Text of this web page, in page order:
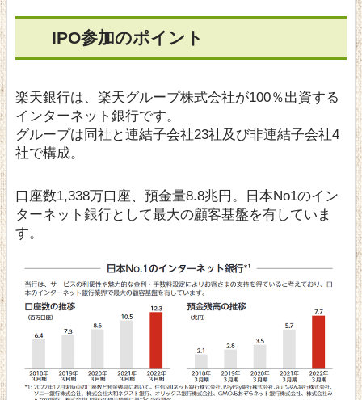
IPO参加のポイント
楽天銀行は、楽天グループ株式会社が100％出資する
インターネット銀行です。
グループは同社と連結子会社23社及び非連結子会社4
社で構成。
口座数1,338万口座、預金量8.8兆円。日本No1のイン
ターネット銀行として最大の顧客基盤を有していま
す。